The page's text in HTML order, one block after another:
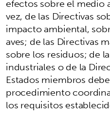
vez, de las Directivas
impacto ambiental,
aves; de las Directivas
sobre los residuos; de
industriales o de la
Estados miembros
procedimiento
los requisitos